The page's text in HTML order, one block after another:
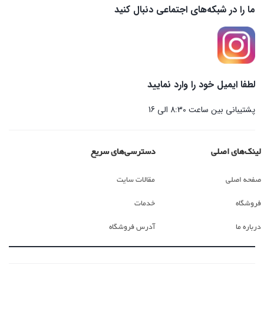
ما را در شبکه‌های اجتماعی دنبال کنید
لطفا ایمیل خود را وارد نمایید
پشتیبانی بین ساعت 8:30 الی 16
لینک‌های اصلی
صفحه اصلی
فروشگاه
درباره ما
دسترسی‌های سریع
مقالات سایت
خدمات
آدرس فروشگاه